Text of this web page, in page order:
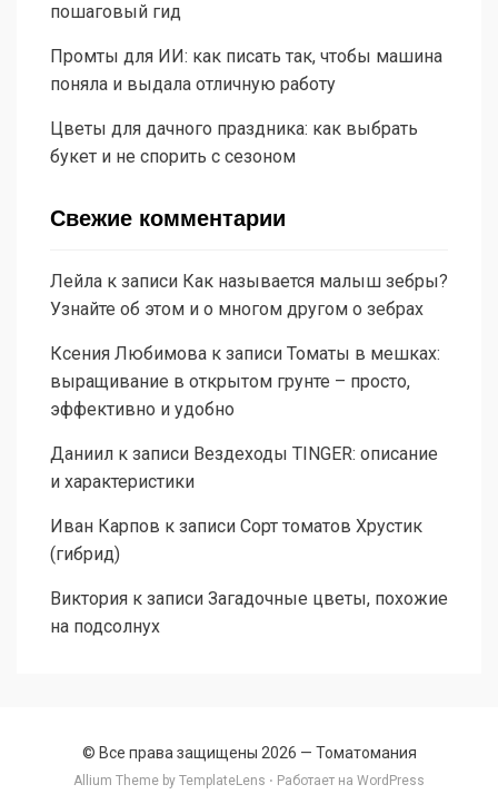
пошаговый гид
Промты для ИИ: как писать так, чтобы машина
поняла и выдала отличную работу
Цветы для дачного праздника: как выбрать
букет и не спорить с сезоном
Свежие комментарии
Лейла к записи Как называется малыш зебры?
Узнайте об этом и о многом другом о зебрах
Ксения Любимова к записи Томаты в мешках:
выращивание в открытом грунте – просто,
эффективно и удобно
Даниил к записи Вездеходы TINGER: описание
и характеристики
Иван Карпов к записи Сорт томатов Хрустик
(гибрид)
Виктория к записи Загадочные цветы, похожие
на подсолнух
© Все права защищены 2026 — Томатомания
Allium Theme by TemplateLens ⋅ Работает на WordPress